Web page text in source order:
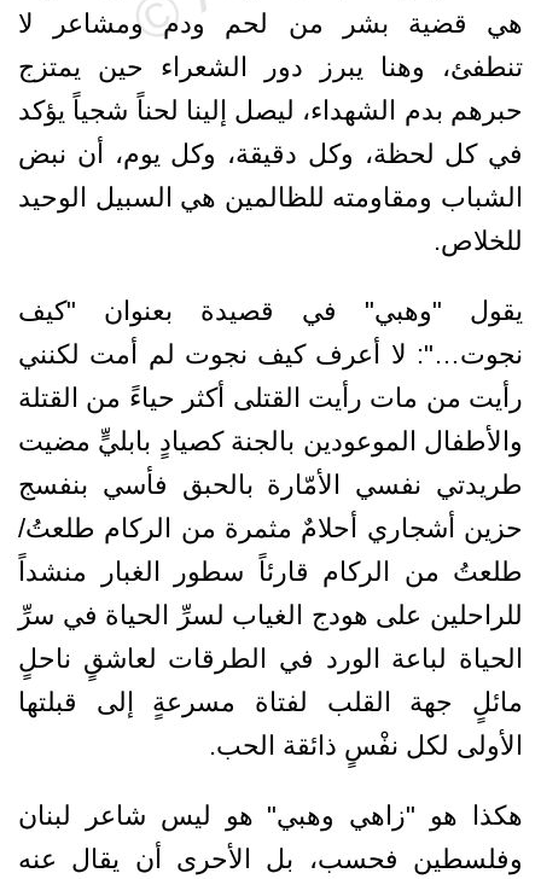
هي قضية بشر من لحم ودم ومشاعر لا
تنطفئ، وهنا يبرز دور الشعراء حين يمتزج
حبرهم بدم الشهداء، ليصل إلينا لحناً شجياً يؤكد
في كل لحظة، وكل دقيقة، وكل يوم، أن نبض
الشباب ومقاومته للظالمين هي السبيل الوحيد
للخلاص.
يقول "وهبي" في قصيدة بعنوان "كيف
نجوت…": لا أعرف كيف نجوت لم أمت لكنني
رأيت من مات رأيت القتلى أكثر حياءً من القتلة
والأطفال الموعودين بالجنة كصيادٍ بابليٍّ مضيت
طريدتي نفسي الأمّارة بالحبق فأسي بنفسج
حزين أشجاري أحلامٌ مثمرة من الركام طلعتُ/
طلعتُ من الركام قارئاً سطور الغبار منشداً
للراحلين على هودج الغياب لسرِّ الحياة في سرِّ
الحياة لباعة الورد في الطرقات لعاشقٍ ناحلٍ
مائلٍ جهة القلب لفتاة مسرعةٍ إلى قبلتها
الأولى لكل نفْسٍ ذائقة الحب.
هكذا هو "زاهي وهبي" هو ليس شاعر لبنان
وفلسطين فحسب، بل الأحرى أن يقال عنه